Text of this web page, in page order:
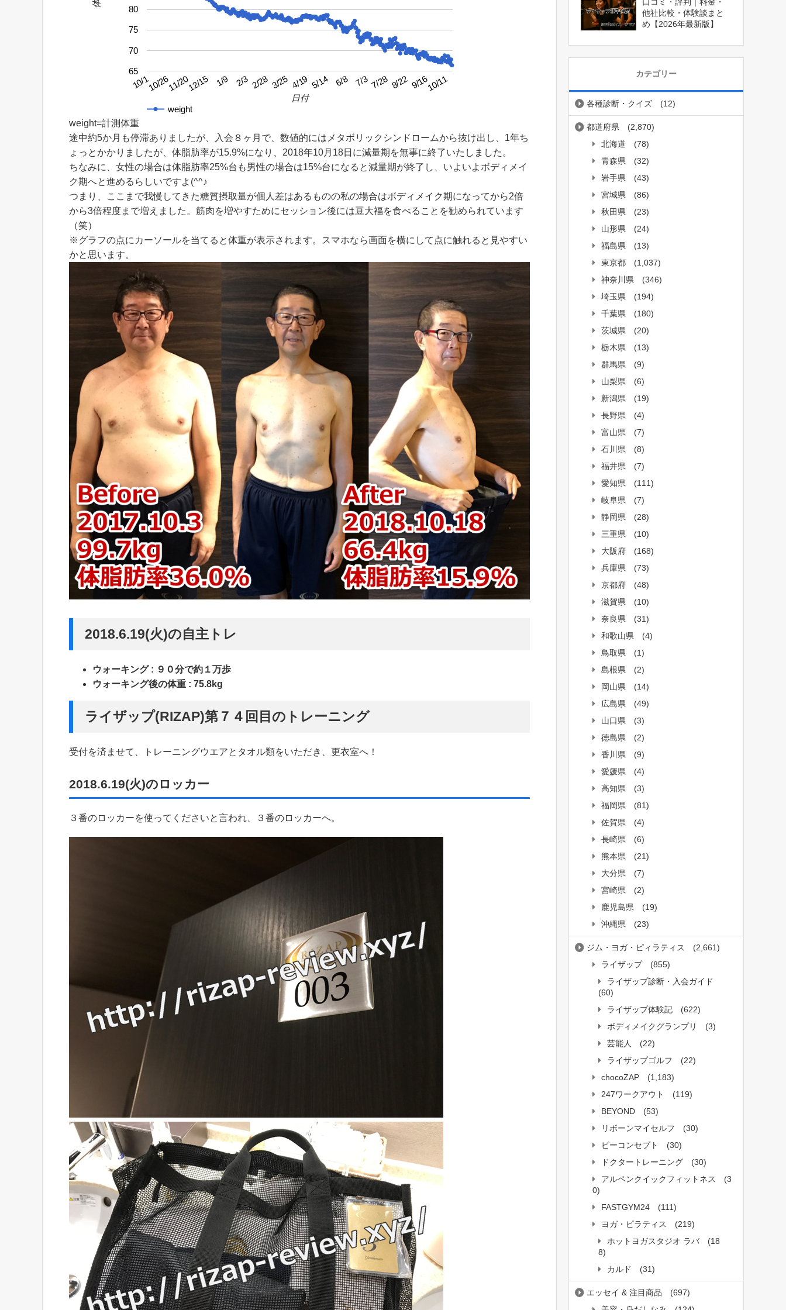
weight
10/110/2611/2012/15 1/9 2/3 2/28 3/25 4/19 5/14 6/8 7/3 7/28 8/22 9/1610/11
65
70
75
80
日付
weight=計測体重
途中約5か月も停滞ありましたが、入会８ヶ月で、数値的にはメタボリックシンドロームから抜け出し、1年ち
ょっとかかりましたが、体脂肪率が15.9%になり、2018年10月18日に減量期を無事に終了いたしました。
ちなみに、女性の場合は体脂肪率25%台も男性の場合は15%台になると減量期が終了し、いよいよボディメイ
ク期へと進めるらしいですよ(^^♪
つまり、ここまで我慢してきた糖質摂取量が個人差はあるものの私の場合はボディメイク期になってから2倍
から3倍程度まで増えました。筋肉を増やすためにセッション後には豆大福を食べることを勧められています
（笑）
※グラフの点にカーソールを当てると体重が表示されます。スマホなら画面を横にして点に触れると見やすい
かと思います。
2018.6.19(火)の自主トレ
ウォーキング : ９０分で約１万歩
ウォーキング後の体重 : 75.8kg
ライザップ(RIZAP)第７４回目のトレーニング
受付を済ませて、トレーニングウエアとタオル類をいただき、更衣室へ！
2018.6.19(火)のロッカー
３番のロッカーを使ってくださいと言われ、３番のロッカーへ。
他社比較・体験談まと
め【2026年最新版】
カテゴリー
各種診断・クイズ (12)
都道府県
(2,870)
北海道
(78)
青森県
(32)
岩手県
(43)
宮城県
(86)
秋田県
(23)
山形県
(24)
福島県
(13)
東京都
(1,037)
神奈川県
(346)
埼玉県
(194)
千葉県
(180)
茨城県
(20)
栃木県
(13)
群馬県
(9)
山梨県
(6)
新潟県
(19)
長野県
(4)
富山県
(7)
石川県
(8)
福井県
(7)
愛知県
(111)
岐阜県
(7)
静岡県
(28)
三重県
(10)
大阪府
(168)
兵庫県
(73)
京都府
(48)
滋賀県
(10)
奈良県
(31)
和歌山県
(4)
鳥取県
(1)
島根県
(2)
岡山県
(14)
広島県
(49)
山口県
(3)
徳島県
(2)
香川県
(9)
愛媛県
(4)
高知県
(3)
福岡県
(81)
佐賀県
(4)
長崎県
(6)
熊本県
(21)
大分県
(7)
宮崎県
(2)
鹿児島県
(19)
沖縄県
(23)
ジム・ヨガ・ピィラティス
(2,661)
ライザップ
(855)
ライザップ診断・入会ガイド
(60)
ライザップ体験記
(622)
ボディメイクグランプリ
(3)
芸能人
(22)
ライザップゴルフ
(22)
chocoZAP
(1,183)
247ワークアウト
(119)
BEYOND
(53)
リボーンマイセルフ
(30)
ビーコンセプト
(30)
ドクタートレーニング
(30)
アルペンクイックフィットネス
(3
0)
FASTGYM24
(111)
ヨガ・ピラティス
(219)
ホットヨガスタジオ ラバ
(18
8)
カルド
(31)
エッセイ & 注目商品
(697)